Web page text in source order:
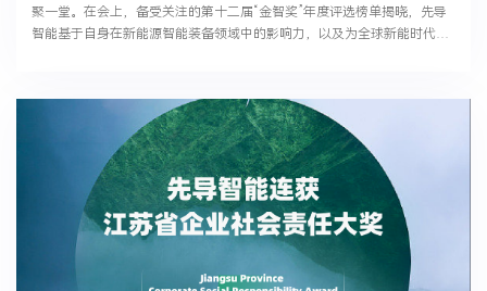
聚一堂。在会上，备受关注的第十二届“金智奖”年度评选榜单揭晓，先导
智能基于自身在新能源智能装备领域中的影响力，以及为全球新能时代的